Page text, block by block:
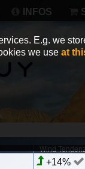
INFOS
Wind
+14%
E.g. we
we use at